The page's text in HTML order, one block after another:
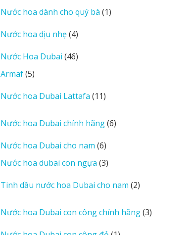
phẩm
Nước hoa dành cho quý bà 11
Nước hoa dịu nhẹ 44
phẩm
Nước Hoa Dubai 4646
Armaf 55
phẩm
Nước hoa Dubai Lattafa 1111
phẩm
Nước hoa Dubai chính hãng 66
Nước hoa Dubai cho nam 66
sản
phẩm
Nước hoa dubai con ngựa 33
phẩm
Tinh dầu nước hoa Dubai cho nam 22
phẩm
Nước hoa Dubai con công chính hãng 33